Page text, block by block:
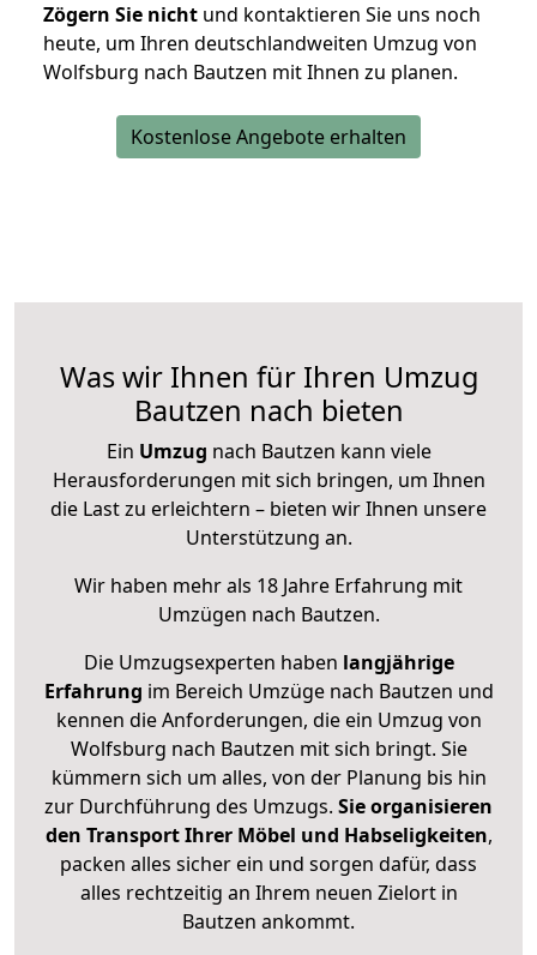
Zögern Sie nicht und kontaktieren Sie uns noch
heute, um Ihren deutschlandweiten Umzug von
Wolfsburg nach Bautzen mit Ihnen zu planen.
Kostenlose Angebote erhalten
Was wir Ihnen für Ihren Umzug
Bautzen nach bieten
Ein Umzug nach Bautzen kann viele
Herausforderungen mit sich bringen, um Ihnen
die Last zu erleichtern – bieten wir Ihnen unsere
Unterstützung an.
Wir haben mehr als 18 Jahre Erfahrung mit
Umzügen nach Bautzen.
Die Umzugsexperten haben langjährige
Erfahrung im Bereich Umzüge nach Bautzen und
kennen die Anforderungen, die ein Umzug von
Wolfsburg nach Bautzen mit sich bringt. Sie
kümmern sich um alles, von der Planung bis hin
zur Durchführung des Umzugs. Sie organisieren
den Transport Ihrer Möbel und Habseligkeiten,
packen alles sicher ein und sorgen dafür, dass
alles rechtzeitig an Ihrem neuen Zielort in
Bautzen ankommt.